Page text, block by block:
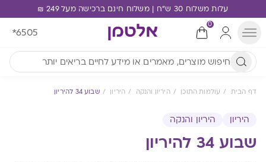
עלות משלוח 30 ש"ח | משלוח חינם ברכישה מעל 249 ₪
0
*6505
דף הבית עולמות התוכן היריון והנקה היריון שבוע 34 להיריון
היריון היריון והנקה
שבוע 34 להיריון